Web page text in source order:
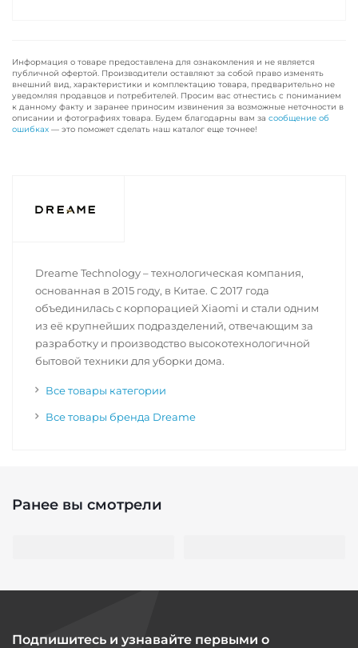
Информация о товаре предоставлена для ознакомления и не является
публичной офертой. Производители оставляют за собой право изменять
внешний вид, характеристики и комплектацию товара, предварительно не
уведомляя продавцов и потребителей. Просим вас отнестись с пониманием
к данному факту и заранее приносим извинения за возможные неточности в
описании и фотографиях товара. Будем благодарны вам за сообщение об
ошибках — это поможет сделать наш каталог еще точнее!
Dreame Technology – технологическая компания,
основанная в 2015 году, в Китае. С 2017 года
объединилась с корпорацией Xiaomi и стали одним
из её крупнейших подразделений, отвечающим за
разработку и производство высокотехнологичной
бытовой техники для уборки дома.
Все товары категории
Все товары бренда Dreame
Ранее вы смотрели
Подпишитесь и узнавайте первыми о